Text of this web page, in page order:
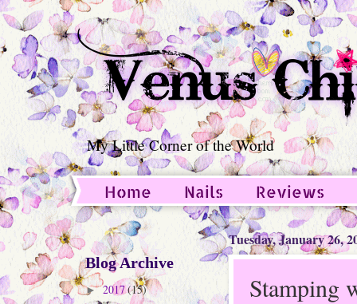
My Little Corner of the World
Home Nails
Reviews
Guest Post
Tuesday, January 26,
Stamping
Blog Archive
►2017(15)